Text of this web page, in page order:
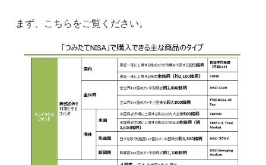
まず、こちらをご覧ください。